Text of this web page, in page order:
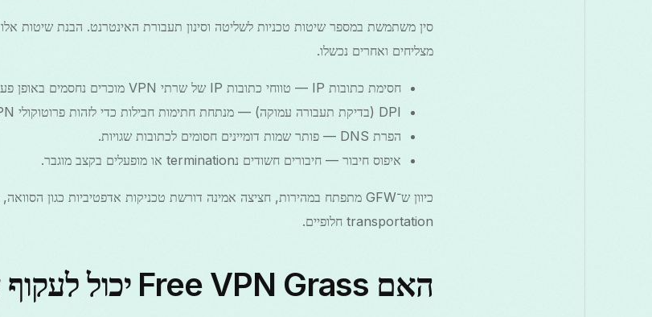
מצליחים ואחרים נכשלו.
חסימת כתובות IP — טווחי כתובות IP של שרתי VPN מוכרים נחסמים באופן פעיל.
DPI (בדיקת תעבורה עמוקה) — מנתחת חתימות חבילות כדי לזהות פרוטוקולי VPN.
הפרת DNS — פותר שמות דומיינים חסומים לכתובות שגויות.
איפוס חיבור — חיבורים חשודים נtermination או מופעלים בקצב מוגבר.
transportation חלופיים.
האם Free VPN Grass יכול לעקוף את מגבלות סין?